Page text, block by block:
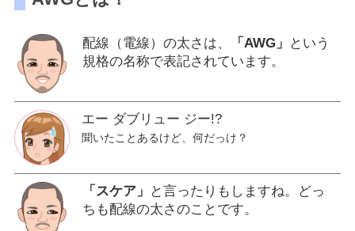
配線（電線）の太さは、 「AWG」
という
規格の名称で表記されています。
エー ダブリュー ジー!?
聞いたことあるけど、何だっけ？
「スケア」
と言ったりもしますね。どっ
ちも配線の太さのことです。